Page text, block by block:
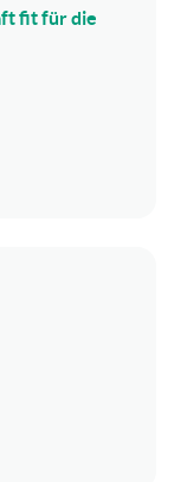
fit für die